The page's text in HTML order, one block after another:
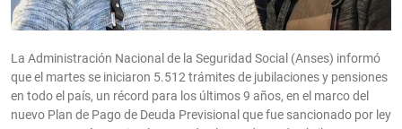
La Administración Nacional de la Seguridad Social (Anses) informó
que el martes se iniciaron 5.512 trámites de jubilaciones y pensiones
en todo el país, un récord para los últimos 9 años, en el marco del
nuevo Plan de Pago de Deuda Previsional que fue sancionado por ley